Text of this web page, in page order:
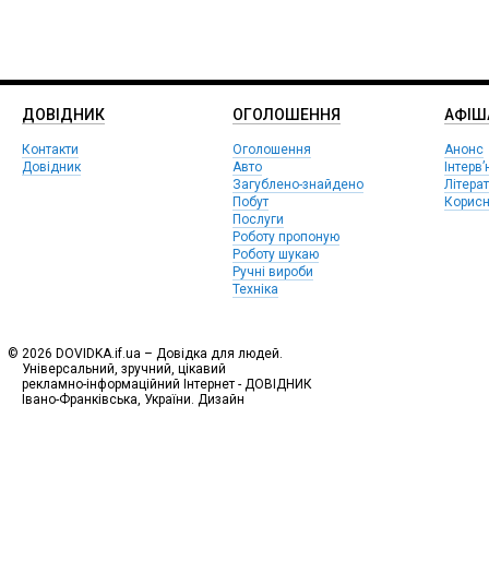
ДОВІДНИК
Контакти
Довідник
ОГОЛОШЕННЯ
Оголошення
Авто
Загублено-знайдено
Побут
Послуги
Роботу пропоную
Роботу шукаю
Ручні вироби
Техніка
Анонс
© 2026 DOVIDKA.if.ua – Довідка для людей.
Універсальний, зручний, цікавий
рекламно-інформаційний Інтернет - ДОВІДНИК
Івано-Франківська, України. Дизайн